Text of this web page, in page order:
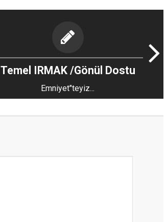
Temel IRMAK /Gönül Dostu
Emniyet"teyiz...